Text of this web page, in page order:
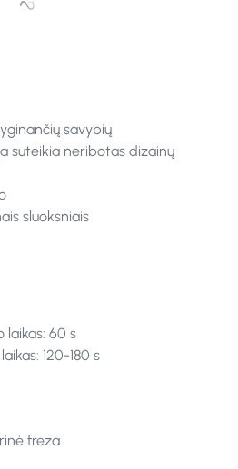
savybių
suteikia neribotas dizainų
sluoksniais
laikas: 60 s
120-180 s
freza